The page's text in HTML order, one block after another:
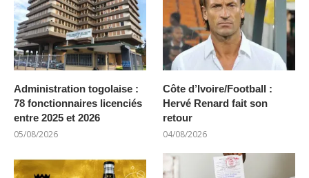
Administration togolaise :
78 fonctionnaires licenciés
entre 2025 et 2026
05/08/2026
Côte d’Ivoire/Football :
Hervé Renard fait son
retour
04/08/2026